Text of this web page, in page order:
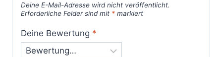
Deine E-Mail-Adresse wird nicht veröffentlicht.
Erforderliche Felder sind mit * markiert
Deine Bewertung *